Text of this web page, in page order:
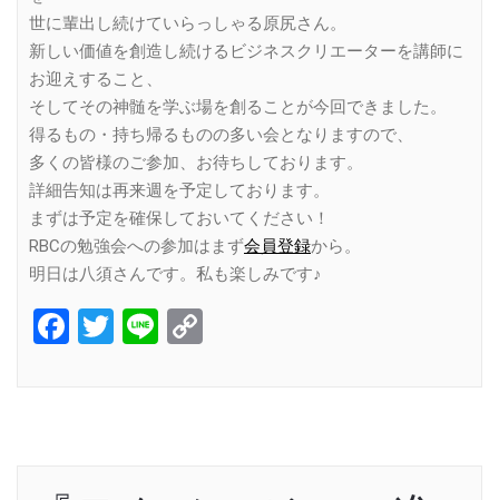
世に輩出し続けていらっしゃる原尻さん。
新しい価値を創造し続けるビジネスクリエーターを講師に
お迎えすること、
そしてその神髄を学ぶ場を創ることが今回できました。
得るもの・持ち帰るものの多い会となりますので、
多くの皆様のご参加、お待ちしております。
詳細告知は再来週を予定しております。
まずは予定を確保しておいてください！
RBCの勉強会への参加はまず会員登録から。
明日は八須さんです。私も楽しみです♪
Facebook
Twitter
Line